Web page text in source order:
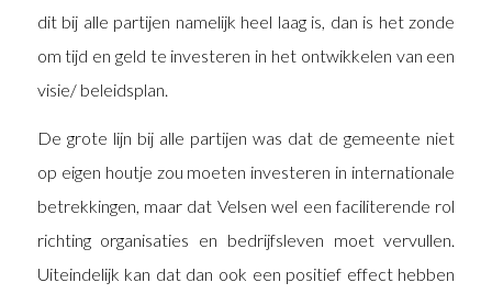
dit bij alle partijen namelijk heel laag is, dan is het zonde
om tijd en geld te investeren in het ontwikkelen van een
visie/ beleidsplan.
De grote lijn bij alle partijen was dat de gemeente niet
op eigen houtje zou moeten investeren in internationale
betrekkingen, maar dat Velsen wel een faciliterende rol
richting organisaties en bedrijfsleven moet vervullen.
Uiteindelijk kan dat dan ook een positief effect hebben